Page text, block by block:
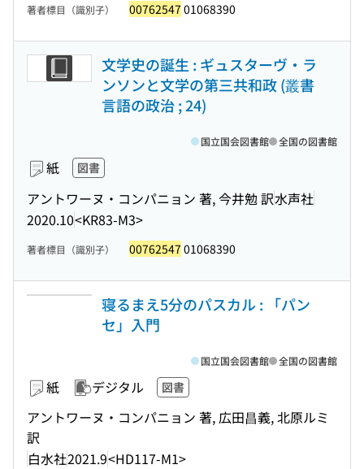
著者標目（識別子） 00762547 01068390
文学史の誕生 : ギュスターヴ・ラ
ンソンと文学の第三共和政 (叢書
言語の政治 ; 24)
紙 図書
アントワーヌ・コンパニョン 著, 今井勉 訳水声社
2020.10<KR83-M3>
国立国会図書館 全国の図書館
著者標目（識別子） 00762547 01068390
寝るまえ5分のパスカル : 「パン
セ」入門
紙 デジタル 図書
アントワーヌ・コンパニョン 著, 広田昌義, 北原ルミ
訳
白水社2021.9<HD117-M1>
国立国会図書館 全国の図書館